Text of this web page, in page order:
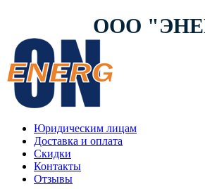
ООО
Юридическим лицам
Доставка и оплата
Скидки
Контакты
Отзывы